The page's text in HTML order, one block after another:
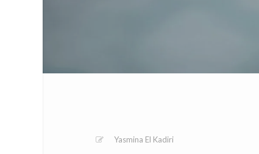
Yasmina El Kadiri